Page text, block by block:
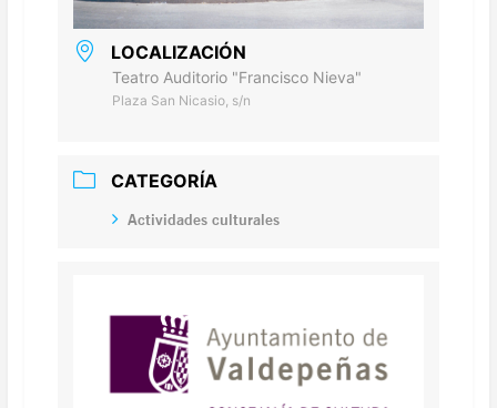
LOCALIZACIÓN
Teatro Auditorio "Francisco Nieva"
Plaza San Nicasio, s/n
CATEGORÍA
Actividades culturales